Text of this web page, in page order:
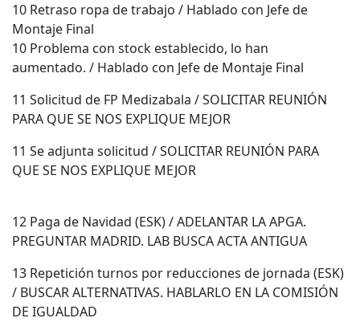
10 Retraso ropa de trabajo / Hablado con Jefe de
Montaje Final
10 Problema con stock establecido, lo han
aumentado. / Hablado con Jefe de Montaje Final
11 Solicitud de FP Medizabala / SOLICITAR REUNIÓN
PARA QUE SE NOS EXPLIQUE MEJOR
11 Se adjunta solicitud / SOLICITAR REUNIÓN PARA
QUE SE NOS EXPLIQUE MEJOR
12 Paga de Navidad (ESK) / ADELANTAR LA APGA.
PREGUNTAR MADRID. LAB BUSCA ACTA ANTIGUA
13 Repetición turnos por reducciones de jornada (ESK)
/ BUSCAR ALTERNATIVAS. HABLARLO EN LA COMISIÓN
DE IGUALDAD